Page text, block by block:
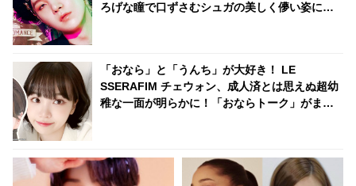
ろげな瞳で口ずさむシュガの美しく儚い姿にく
「おなら」と「うんち」が大好き！ LE
SSERAFIM チェウォン、成人済とは思えぬ超幼
稚な一面が明らかに！「おならトーク」がまさ